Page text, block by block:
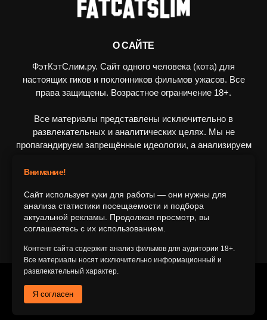
О САЙТЕ
ФэтКэтСлим.ру. Сайт одного человека (кота) для
настоящих гиков и поклонников фильмов ужасов. Все
права защищены. Возрастное ограничение 18+.
Все материалы представлены исключительно в
развлекательных и аналитических целях. Мы не
пропагандируем запрещённые идеологии, а анализируем
ПОДПИШИТЕСЬ НА НАС
Главная
Внимание!
Сайт использует куки для работы — они нужны для
анализа статистики посещаемости и подбора
актуальной рекламы. Продолжая просмотр, вы
соглашаетесь с их использованием.
Контент сайта содержит анализ фильмов для аудитории 18+.
Все материалы носят исключительно информационный и
развлекательный характер.
Я согласен